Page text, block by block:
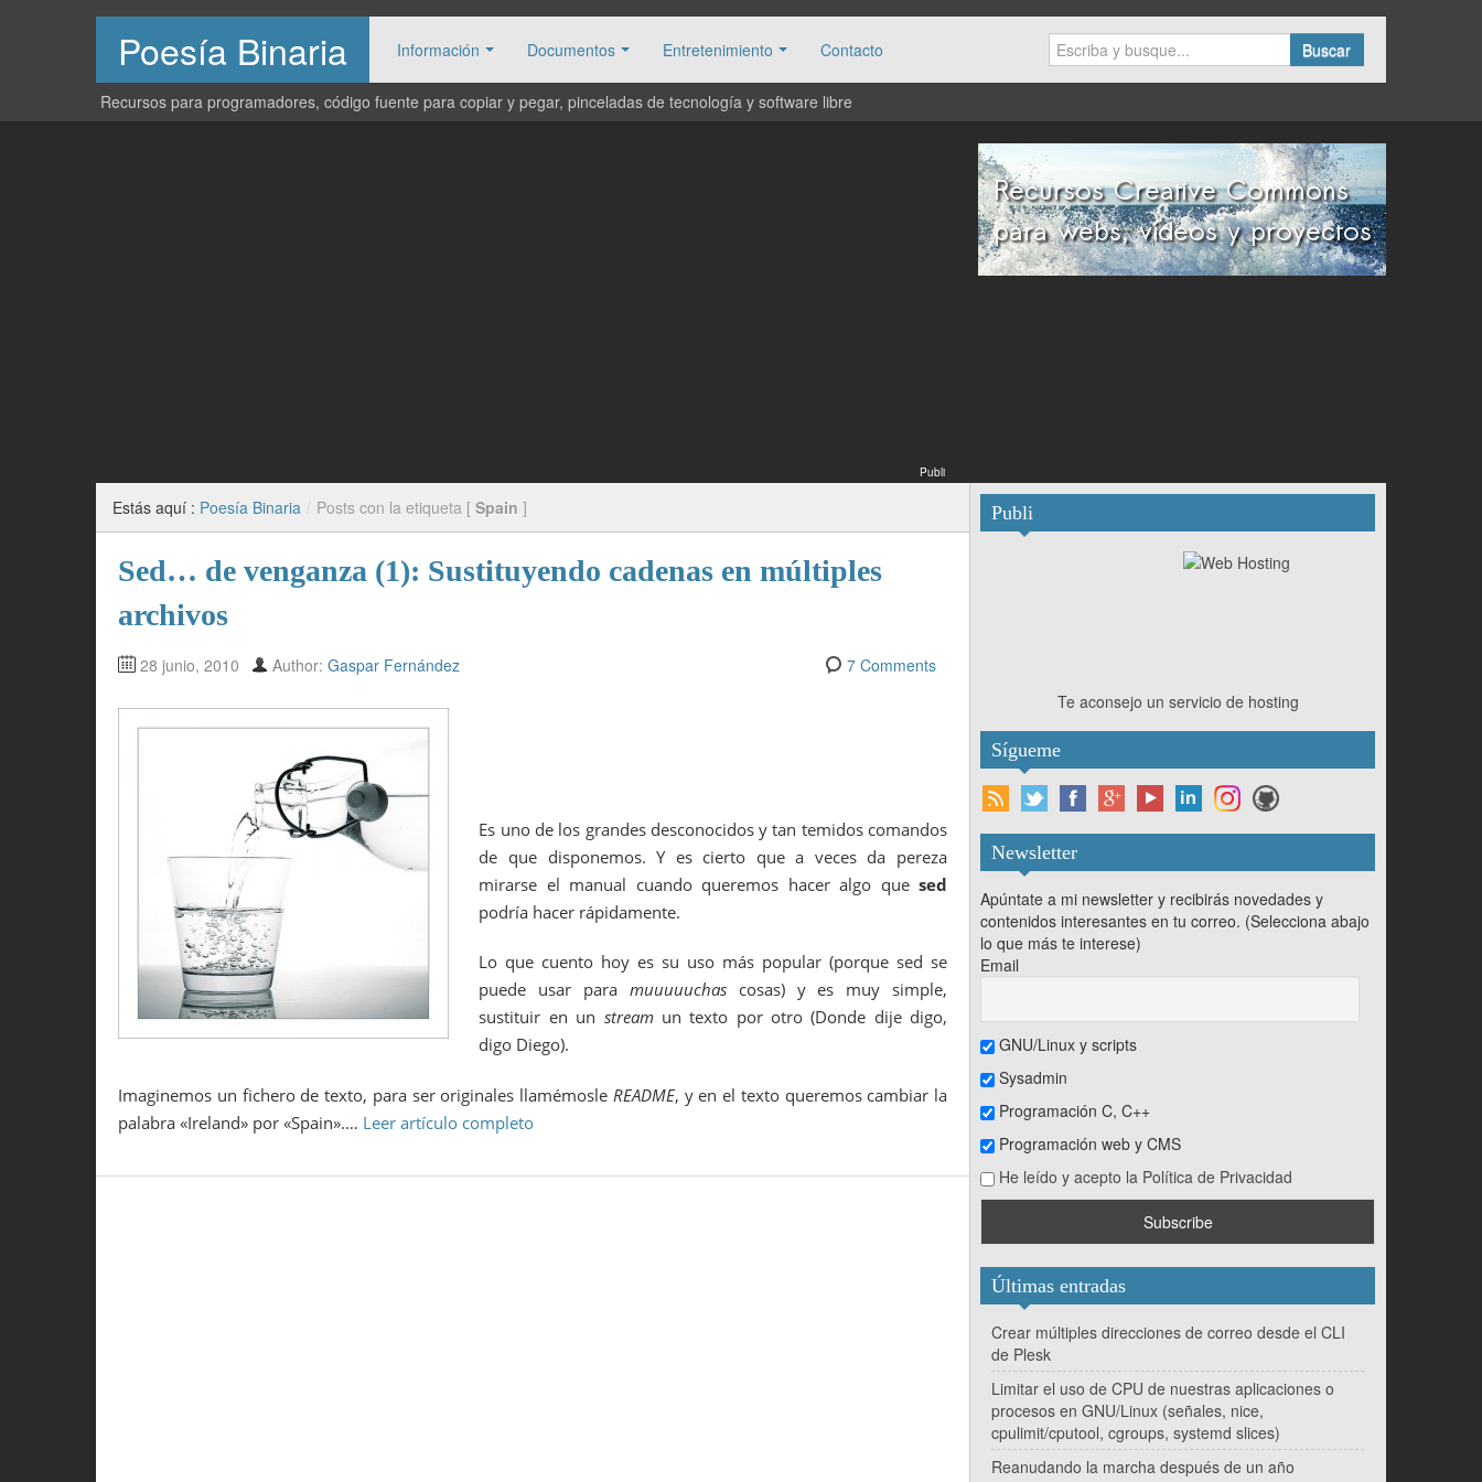
Poesía Binaria Información Documentos Entretenimiento Contacto Buscar
Recursos para programadores, código fuente para copiar y pegar, pinceladas de tecnología y software libre
Publi
Estás aquí : Poesía Binaria / Posts con la etiqueta [ Spain ]
Sed… de venganza (1): Sustituyendo cadenas en múltiples
archivos
28 junio, 2010 Author: Gaspar Fernández 7 Comments
Es uno de los grandes desconocidos y tan temidos comandos
de que disponemos. Y es cierto que a veces da pereza
mirarse el manual cuando queremos hacer algo que sed
podría hacer rápidamente.
Lo que cuento hoy es su uso más popular (porque sed se
puede usar para muuuuuchascosas) y es muy simple,
sustituir en un streamun texto por otro (Donde dije digo,
digo Diego).
Imaginemos un fichero de texto, para ser originales llamémosle README, y en el texto queremos cambiar la
palabra «Ireland» por «Spain».… Leer artículo completo
Publi
Te aconsejo un servicio de hosting
Sígueme
Newsletter
Apúntate a mi newsletter y recibirás novedades y
contenidos interesantes en tu correo. (Selecciona abajo
lo que más te interese)
Email
GNU/Linux y scripts
Sysadmin
Programación C, C++
Programación web y CMS
He leído y acepto la Política de Privacidad
Últimas entradas
Crear múltiples direcciones de correo desde el CLI
de Plesk
Limitar el uso de CPU de nuestras aplicaciones o
procesos en GNU/Linux (señales, nice,
cpulimit/cputool, cgroups, systemd slices)
Reanudando la marcha después de un año